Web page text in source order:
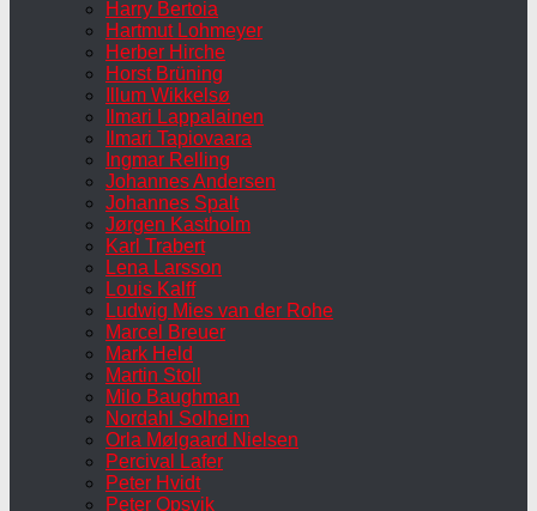
Harry Bertoia
Hartmut Lohmeyer
Herber Hirche
Horst Brüning
Illum Wikkelsø
Ilmari Lappalainen
Ilmari Tapiovaara
Ingmar Relling
Johannes Andersen
Johannes Spalt
Jørgen Kastholm
Karl Trabert
Lena Larsson
Louis Kalff
Ludwig Mies van der Rohe
Marcel Breuer
Mark Held
Martin Stoll
Milo Baughman
Nordahl Solheim
Orla Mølgaard Nielsen
Percival Lafer
Peter Hvidt
Peter Opsvik